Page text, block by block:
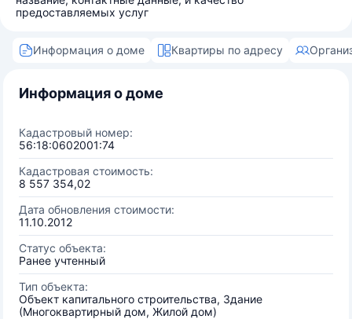
предоставляемых услуг
Информация о доме Квартиры по адресу
Информация о доме
Кадастровый номер:
56:18:0602001:74
Кадастровая стоимость:
8 557 354,02
Дата обновления стоимости:
11.10.2012
Статус объекта:
Ранее учтенный
Тип объекта:
Объект капитального строительства, Здание
(Многоквартирный дом, Жилой дом)